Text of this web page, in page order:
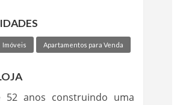
Imóveis Apartamentos para Venda
52 anos construindo uma